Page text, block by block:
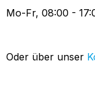
Mo-Fr, 08:00 -
Oder über unser